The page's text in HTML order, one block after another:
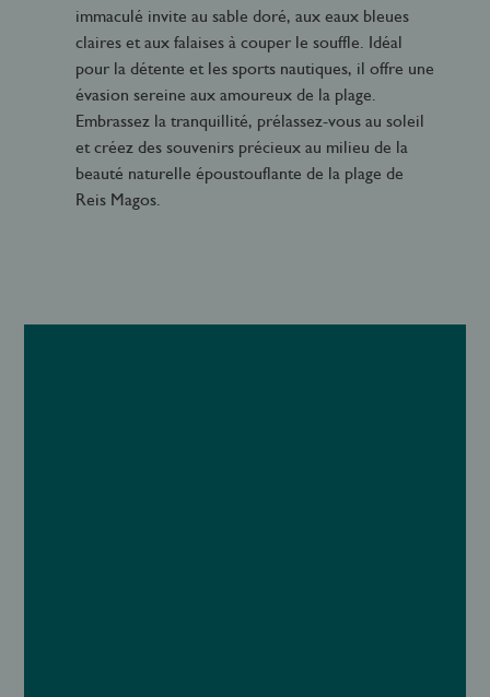
immaculé invite au sable doré, aux eaux bleues
claires et aux falaises à couper le souffle. Idéal
pour la détente et les sports nautiques, il offre une
évasion sereine aux amoureux de la plage.
Embrassez la tranquillité, prélassez-vous au soleil
et créez des souvenirs précieux au milieu de la
beauté naturelle époustouflante de la plage de
Reis Magos.